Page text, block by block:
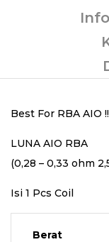
Best For RBA AIO
LUNA AIO RBA
(0,28 – 0,33 ohm
Isi 1 Pcs Coil
Berat